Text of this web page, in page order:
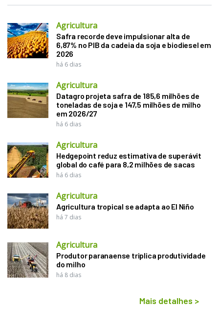
Agricultura
Safra recorde deve impulsionar alta de
6,87% no PIB da cadeia da soja e biodiesel em
2026
há 6 dias
Agricultura
Datagro projeta safra de 185,6 milhões de
toneladas de soja e 147,5 milhões de milho
em 2026/27
há 6 dias
Agricultura
Hedgepoint reduz estimativa de superávit
global do café para 8,2 milhões de sacas
há 6 dias
Agricultura
Agricultura tropical se adapta ao El Niño
há 7 dias
Agricultura
Produtor paranaense triplica produtividade
do milho
há 8 dias
Mais detalhes >